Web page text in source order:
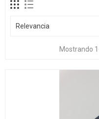
Relevancia
Mostrando